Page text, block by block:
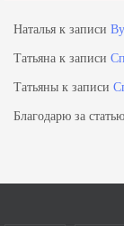
Наталья к записи
Татьяна к записи
Татьяны к записи
Благодарю за статью